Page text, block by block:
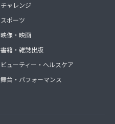
チャレンジ
スポーツ
映像・映画
書籍・雑誌出版
ビューティー・ヘルスケア
舞台・パフォーマンス